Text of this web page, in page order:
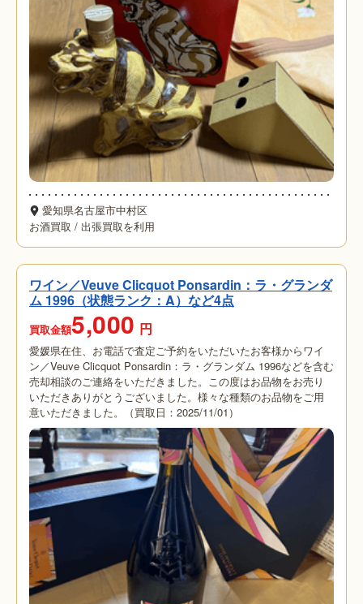
愛知県名古屋市中村区
お酒買取 / 出張買取を利用
ワイン／Veuve Clicquot Ponsardin：ラ・グランダ
ム 1996（状態ランク：A）など4点
買取金額5,000 円
愛媛県在住、お電話で査定ご予約をいただいたお客様からワイ
ン／Veuve Clicquot Ponsardin：ラ・グランダム 1996などを含む
売却相談のご連絡をいただきました。この度はお品物をお売り
いただきありがとうございました。様々な種類のお品物をご用
意いただきました。（買取日：2025/11/01）